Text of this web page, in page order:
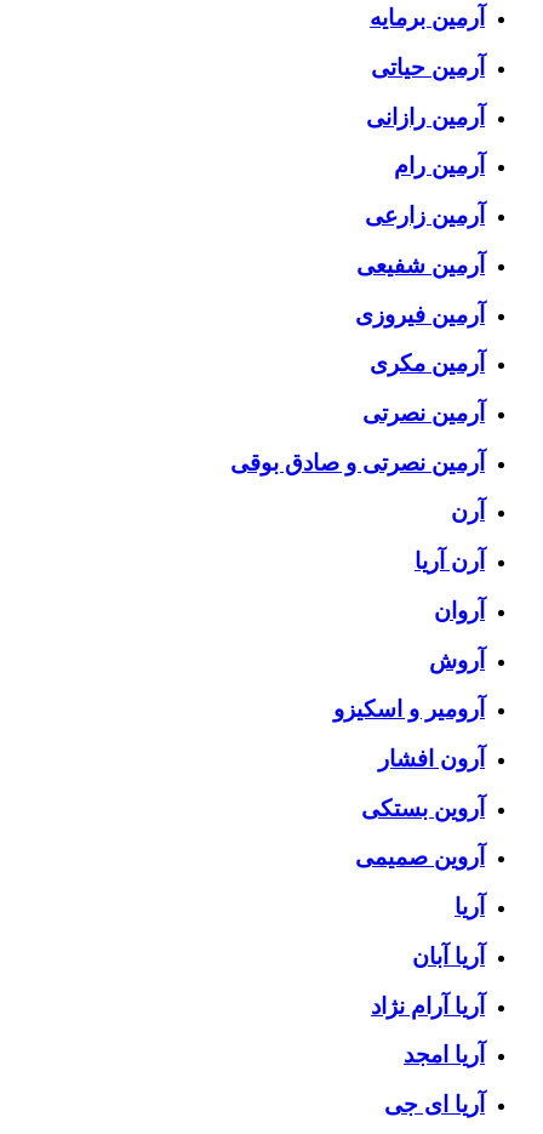
آرمین برمایه
آرمین حیاتی
آرمین رازانی
آرمین رام
آرمین زارعی
آرمین شفیعی
آرمین فیروزی
آرمین مکری
آرمین نصرتی
آرمین نصرتی و صادق بوقی
آرن
آرن آریا
آروان
آروش
آرومیر و اسکیزو
آرون افشار
آروین بستکی
آروین صمیمی
آریا
آریا آبان
آریا آرام نژاد
آریا امجد
آریا ای جی